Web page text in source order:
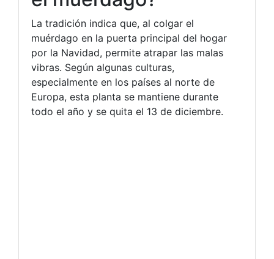
La tradición indica que, al colgar el
muérdago en la puerta principal del hogar
por la Navidad, permite atrapar las malas
vibras. Según algunas culturas,
especialmente en los países al norte de
Europa, esta planta se mantiene durante
todo el año y se quita el 13 de diciembre.